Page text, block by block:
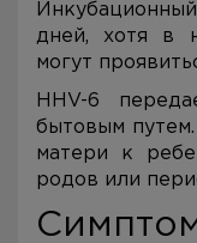
дней, хотя в
могут
HHV-6
бытовым
матери к
родов или